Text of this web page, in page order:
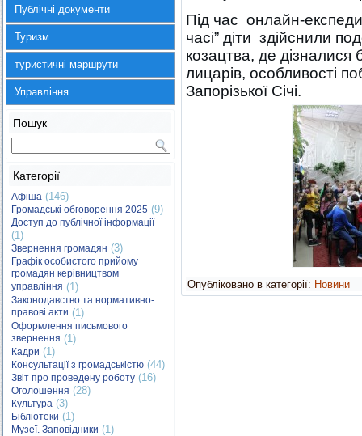
Публічні документи
Туризм
туристичні маршрути
Управління
Пошук
Категорії
Афіша (146)
Громадські обговорення 2025 (9)
Доступ до публічної інформації
(1)
Звернення громадян (3)
Графік особистого прийому
громадян керівництвом
управління (1)
Законодавство та нормативно-
правові акти (1)
Оформлення письмового
звернення (1)
Кадри (1)
Консультації з громадськістю (44)
Звіт про проведену роботу (16)
Оголошення (28)
Культура (3)
Бібліотеки (1)
Музеї. Заповідники (1)
Під час онлайн-
часі” діти здійснили
козацтва, де дізналися
лицарів, особливості
Запорізької Січі.
Опубліковано в категорії: Новини